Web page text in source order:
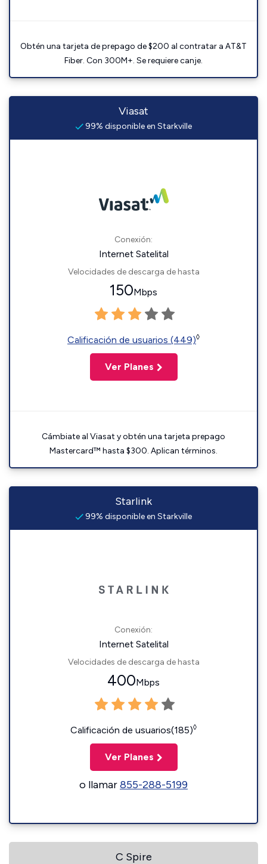
Obtén una tarjeta de prepago de $200 al contratar a AT&T
Fiber. Con 300M+. Se requiere canje.
Viasat
99% disponible en Starkville
Conexión:
Internet Satelital
Velocidades de descarga de hasta
150Mbps
Calificación de usuarios (449)◊
Ver Planes
Cámbiate al Viasat y obtén una tarjeta prepago
Mastercard™ hasta $300. Aplican términos.
Starlink
99% disponible en Starkville
Conexión:
Internet Satelital
Velocidades de descarga de hasta
400Mbps
Calificación de usuarios(185)◊
Ver Planes
o llamar855-288-5199
C Spire